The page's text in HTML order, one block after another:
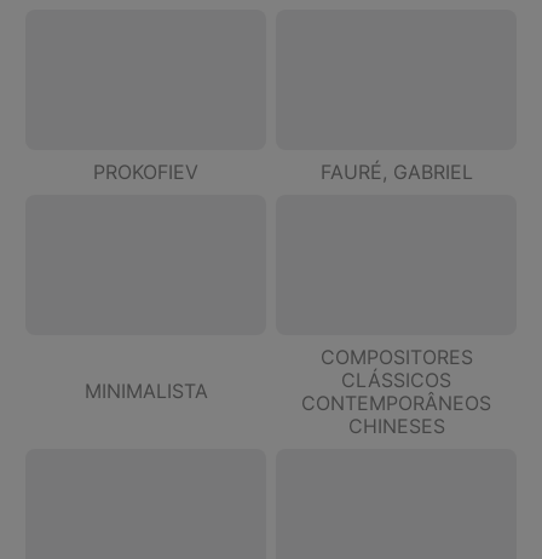
PROKOFIEV FAURÉ, GABRIEL
MINIMALISTA
COMPOSITORES
CLÁSSICOS
CONTEMPORÂNEOS
CHINESES